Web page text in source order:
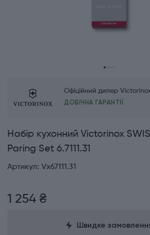
Офіційний дилер
ДОВІЧНА ГАРАНТІЇ
Набір кухонний Victorinox
Paring Set 6.7111.31
Артикул: Vx67111.31
1 254 ₴
Швидке